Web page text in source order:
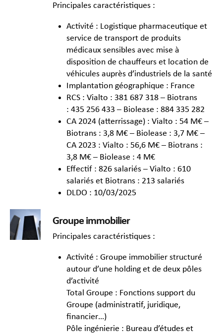
Principales caractéristiques :
Activité : Logistique pharmaceutique et
service de transport de produits
médicaux sensibles avec mise à
disposition de chauffeurs et location de
véhicules auprès d’industriels de la santé
Implantation géographique : France
RCS : Vialto : 381 687 318 – Biotrans
: 435 256 433 – Biolease : 884 335 282
CA 2024 (atterrissage) : Vialto : 54 M€ –
Biotrans : 3,8 M€ – Biolease : 3,7 M€ –
CA 2023 : Vialto : 56,6 M€ – Biotrans :
3,8 M€ – Biolease : 4 M€
Effectif : 826 salariés – Vialto : 610
salariés et Biotrans : 213 salariés
DLDO : 10/03/2025
Groupe immobilier
Principales caractéristiques :
Activité : Groupe immobilier structuré
autour d’une holding et de deux pôles
d’activité
Total Groupe : Fonctions support du
Groupe (administratif, juridique,
financier…)
Pôle ingénierie : Bureau d’études et